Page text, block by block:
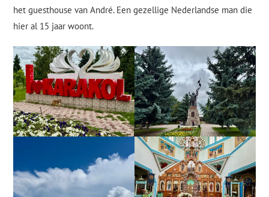
het guesthouse van André. Een gezellige Nederlandse man die
hier al 15 jaar woont.